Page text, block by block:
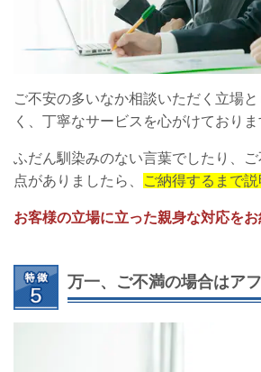
ご不安の多いなか相談いただく立場
く、丁寧なサービスを心がけておりま
ふだん馴染みのない言葉でしたり、
点がありましたら、
ご納得するまで
お客様の立場に立った親身な対応をお
万一、ご不満の場合はア